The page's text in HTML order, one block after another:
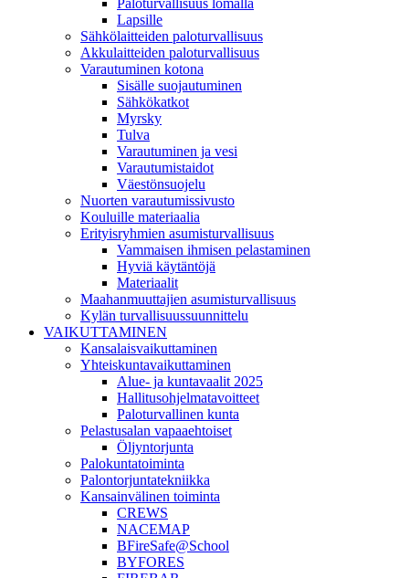
Paloturvallisuus lomalla
Lapsille
Sähkölaitteiden paloturvallisuus
Akkulaitteiden paloturvallisuus
Varautuminen kotona
Sisälle suojautuminen
Sähkökatkot
Myrsky
Tulva
Varautuminen ja vesi
Varautumistaidot
Väestönsuojelu
Nuorten varautumissivusto
Kouluille materiaalia
Erityisryhmien asumisturvallisuus
Vammaisen ihmisen pelastaminen
Hyviä käytäntöjä
Materiaalit
Maahanmuuttajien asumisturvallisuus
Kylän turvallisuussuunnittelu
VAIKUTTAMINEN
Kansalaisvaikuttaminen
Yhteiskuntavaikuttaminen
Alue- ja kuntavaalit 2025
Hallitusohjelmatavoitteet
Paloturvallinen kunta
Pelastusalan vapaaehtoiset
Öljyntorjunta
Palokuntatoiminta
Palontorjuntatekniikka
Kansainvälinen toiminta
CREWS
NACEMAP
BFireSafe@School
BYFORES